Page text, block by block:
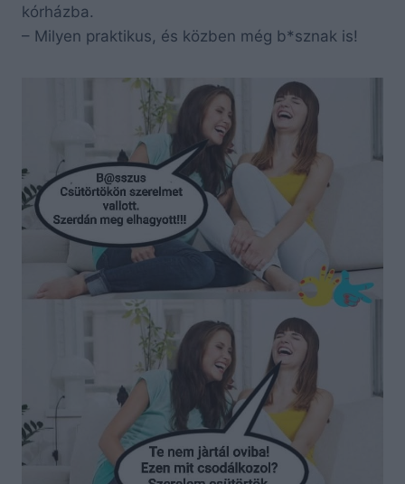
kórházba.
– Milyen praktikus, és közben még b*sznak is!